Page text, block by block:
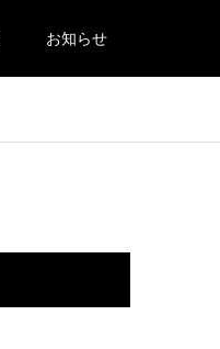
お知らせ